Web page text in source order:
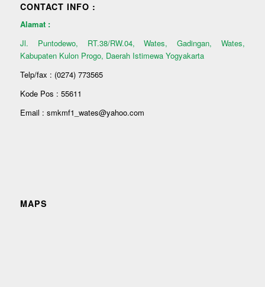
CONTACT INFO :
Alamat :
Jl. Puntodewo, RT.38/RW.04, Wates, Gadingan, Wates,
Kabupaten Kulon Progo, Daerah Istimewa Yogyakarta
Telp/fax : (0274) 773565
Kode Pos : 55611
Email : smkmf1_wates@yahoo.com
MAPS